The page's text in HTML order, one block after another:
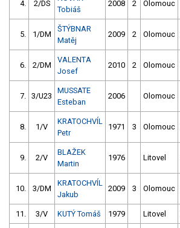
4. 2/DS
Tobiáš
2008 2 Olomouc
5. 1/DM
ŠTÝBNAR
Matěj
2009 2 Olomouc
6. 2/DM
VALENTA
Josef
2010 2 Olomouc
7. 3/U23
MUSSATE
Esteban
2006 Olomouc
8. 1/V
KRATOCHVÍL
Petr
1971 3 Olomouc
9. 2/V
BLAŽEK
Martin
1976 Litovel
10. 3/DM
KRATOCHVÍL
Jakub
2009 3 Olomouc
11. 3/V KUTÝ Tomáš 1979 Litovel